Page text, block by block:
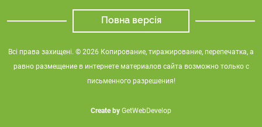
Повна версія
Всі права захищені. © 2026 Копирование, тиражирование, перепечатка, а
равно размещение в интернете материалов сайта возможно только с
письменного разрешения!
Create by GetWebDevelop